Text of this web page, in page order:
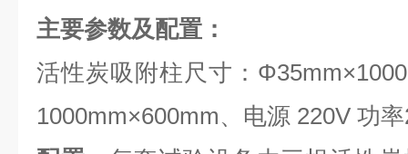
主要参数及配置：
活性炭吸附柱尺寸：
1000mm×600mm、电源 220V 功